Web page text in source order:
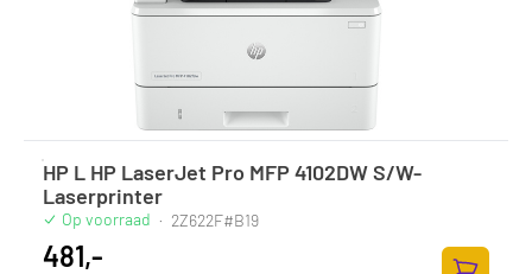
HP L HP LaserJet Pro MFP 4102DW S/W-
Laserprinter
Op voorraad · 2Z622F#B19
481,-